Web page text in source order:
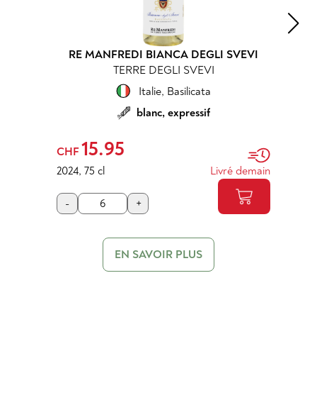
RE MANFREDI BIANCA DEGLI SVEVI
TERRE DEGLI SVEVI
Italie, Basilicata
blanc, expressif
CHF 15.95
2024, 75 cl Livré demain
- +
EN SAVOIR PLUS